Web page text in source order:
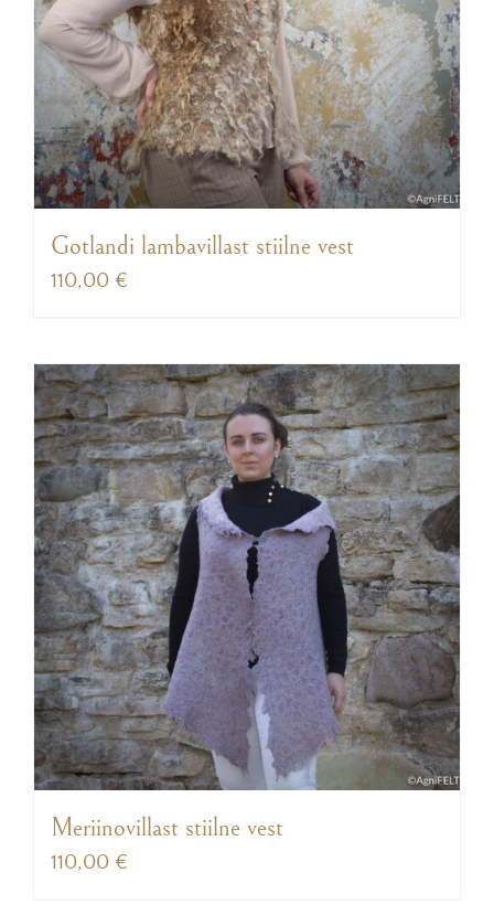
Gotlandi lambavillast stiilne vest
110,00 €
Meriinovillast stiilne vest
110,00 €